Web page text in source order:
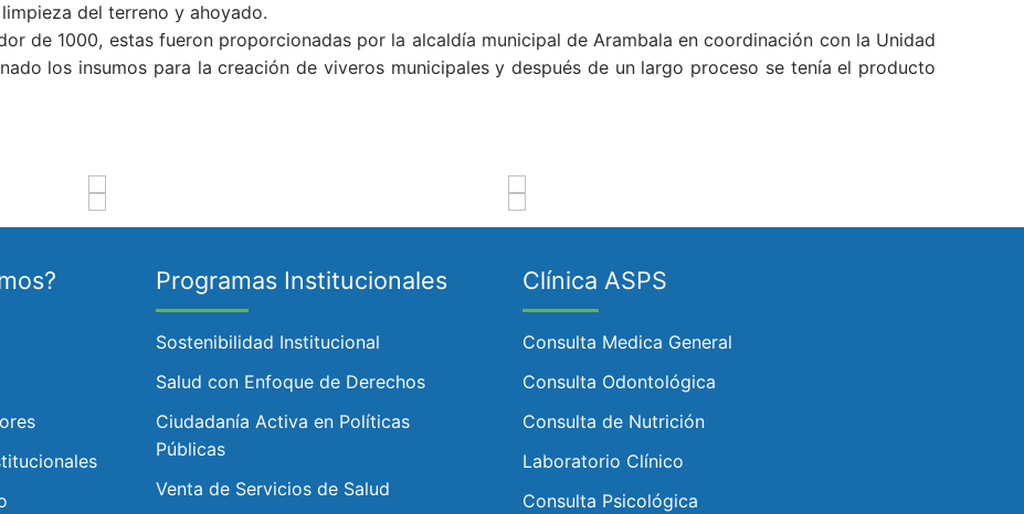
del terreno y ahoyado.
de 1000, estas fueron proporcionadas por la alcaldía municipal de Arambala en coordinación con la Unidad
los insumos para la creación de viveros municipales y después de un largo proceso se tenía el producto
Programas Institucionales
Sostenibilidad Institucional
Salud con Enfoque de Derechos
Ciudadanía Activa en Políticas
Públicas
Venta de Servicios de Salud
Clínica ASPS
Consulta Medica General
Consulta Odontológica
Consulta de Nutrición
Laboratorio Clínico
Consulta Psicológica